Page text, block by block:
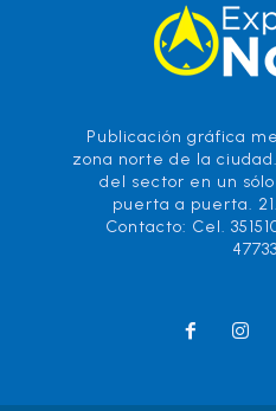
Publicación gráfica
zona norte de la
del sector en un
puerta a puerta.
Contacto: Cel.